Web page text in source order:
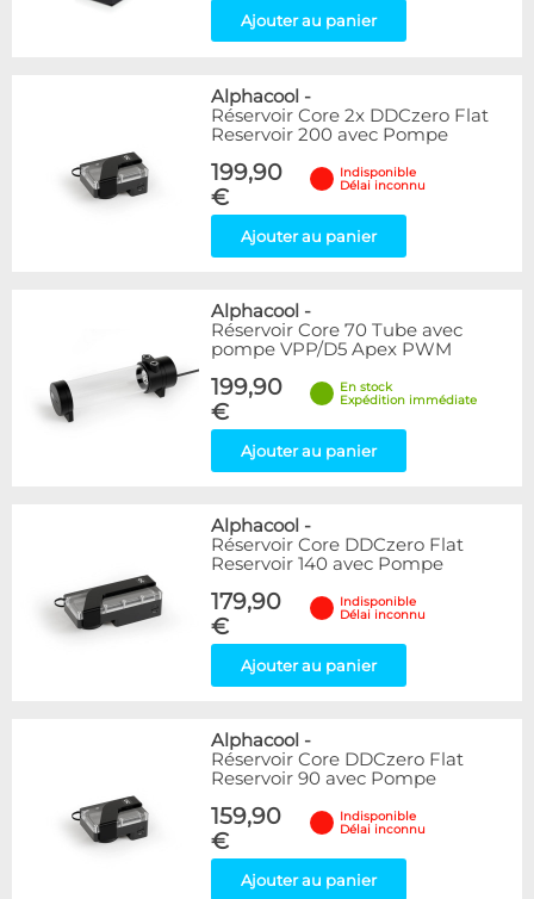
Ajouter au panier
Alphacool -
Réservoir Core 2x DDCzero Flat
Reservoir 200 avec Pompe
199,90
€
Indisponible
Délai inconnu
Ajouter au panier
Alphacool -
Réservoir Core 70 Tube avec
pompe VPP/D5 Apex PWM
199,90
€
En stock
Expédition immédiate
Ajouter au panier
Alphacool -
Réservoir Core DDCzero Flat
Reservoir 140 avec Pompe
179,90
€
Indisponible
Délai inconnu
Ajouter au panier
Alphacool -
Réservoir Core DDCzero Flat
Reservoir 90 avec Pompe
159,90
€
Indisponible
Délai inconnu
Ajouter au panier